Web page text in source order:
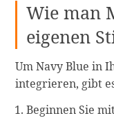
Wie man
eigenen
Um Navy Blue in
integrieren, gibt
Beginnen Sie